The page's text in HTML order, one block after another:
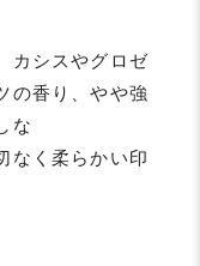
カシスやグロゼ
の香り、やや強
な
なく柔らかい印